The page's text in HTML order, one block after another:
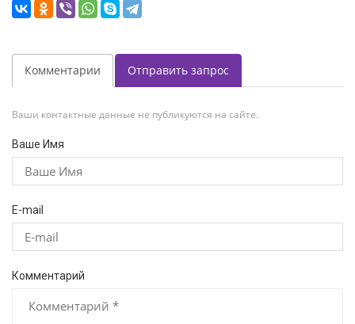
Комментарии Отправить запрос
Ваши контактные данные не публикуются на сайте.
Ваше Имя
E-mail
Комментарий